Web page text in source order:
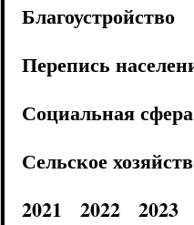
Благоустройство
Перепись
Социальная сфера
Сельское
2021
2022 2023